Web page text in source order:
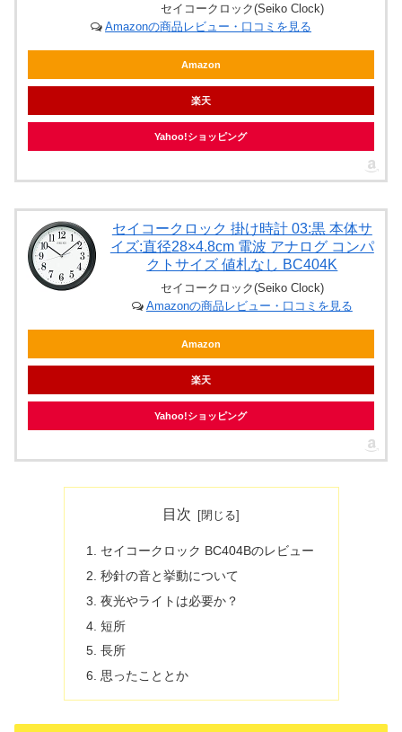
セイコークロック(Seiko Clock)
Amazonの商品レビュー・口コミを見る
Amazon
楽天
Yahoo!ショッピング
セイコークロック 掛け時計 03:黒 本体サ
イズ:直径28×4.8cm 電波 アナログ コンパ
クトサイズ 値札なし BC404K
セイコークロック(Seiko Clock)
Amazonの商品レビュー・口コミを見る
Amazon
楽天
Yahoo!ショッピング
目次
セイコークロック BC404Bのレビュー
秒針の音と挙動について
夜光やライトは必要か？
短所
長所
思ったこととか